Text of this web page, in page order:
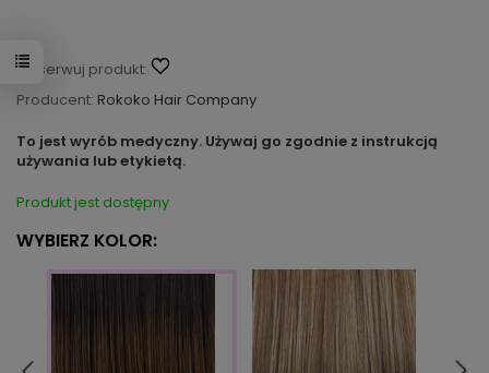
Obserwuj produkt:
Producent: Rokoko Hair Company
To jest wyrób medyczny. Używaj go zgodnie z instrukcją
używania lub etykietą.
Produkt jest dostępny
WYBIERZ KOLOR: